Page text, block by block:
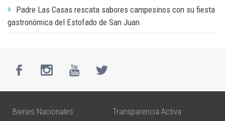
Padre Las Casas rescata sabores campesinos con su fiesta
gastronómica del Estofado de San Juan
Bienes Nacionales
Transparencia Activa